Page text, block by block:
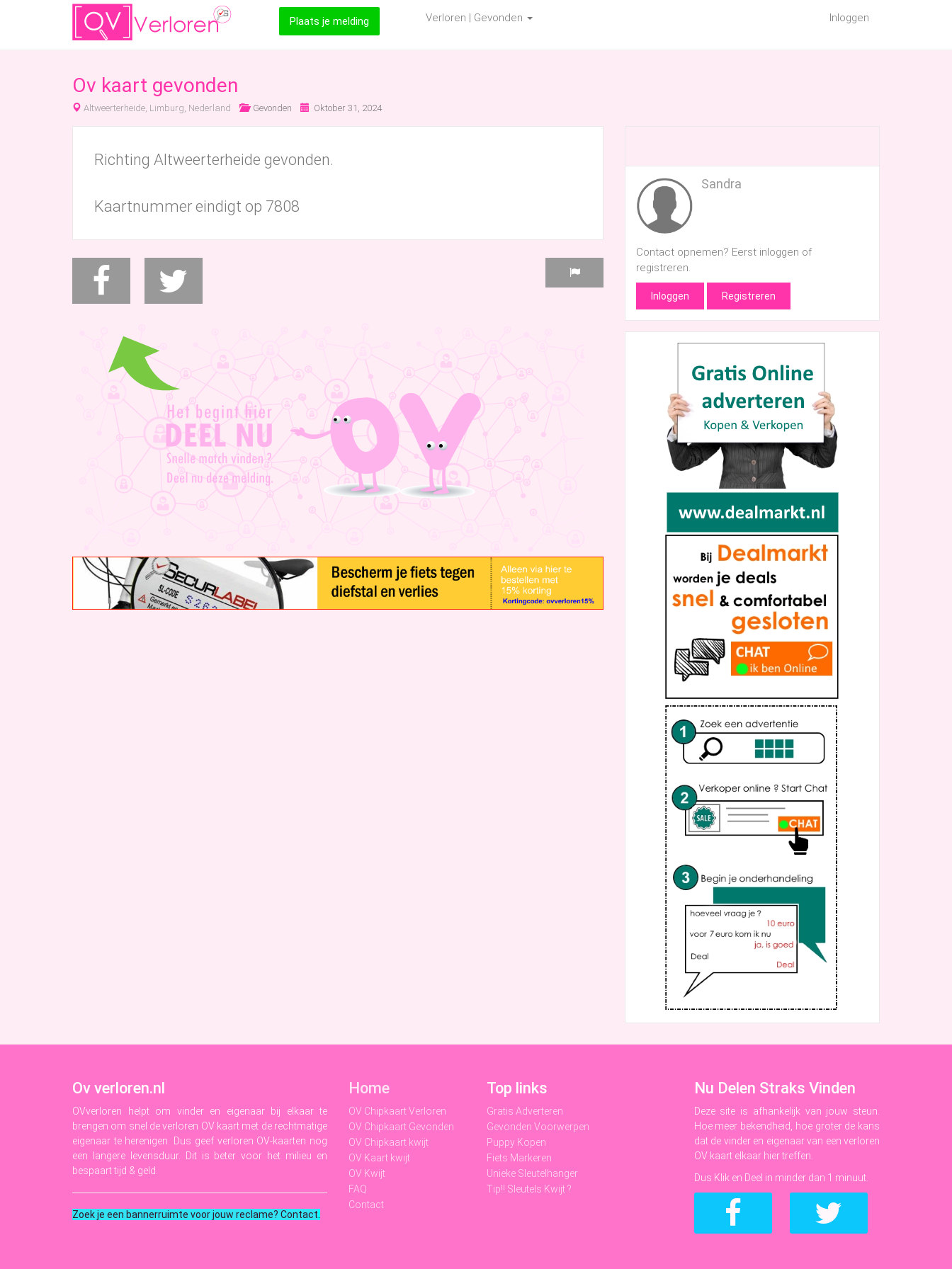
Verloren | Gevonden
Plaats je melding Inloggen
Ov kaart gevonden
Altweerterheide, Limburg, Nederland Gevonden Oktober 31, 2024
Richting Altweerterheide gevonden.
Kaartnummer eindigt op 7808
Sandra
Contact opnemen? Eerst inloggen of
registreren.
Inloggen Registreren
Ov verloren.nl
OVverloren helpt om vinder en eigenaar bij elkaar te
brengen om snel de verloren OV kaart met de rechtmatige
eigenaar te herenigen. Dus geef verloren OV-kaarten nog
een langere levensduur. Dit is beter voor het milieu en
bespaart tijd & geld.
Zoek je een bannerruimte voor jouw reclame? Contact
Home
OV Chipkaart Verloren
OV Chipkaart Gevonden
OV Chipkaart kwijt
OV Kaart kwijt
OV Kwijt
FAQ
Contact
Top links
Gratis Adverteren
Gevonden Voorwerpen
Puppy Kopen
Fiets Markeren
Unieke Sleutelhanger
Tip!! Sleutels Kwijt ?
Nu Delen Straks Vinden
Deze site is afhankelijk van jouw steun.
Hoe meer bekendheid, hoe groter de kans
dat de vinder en eigenaar van een verloren
OV kaart elkaar hier treffen.
Dus Klik en Deel in minder dan 1 minuut.